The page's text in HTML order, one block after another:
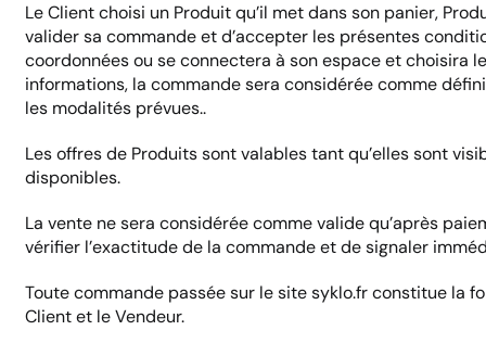
Le Client choisi un Produit qu’il met dans son panier,
valider sa commande et d’accepter les présentes
coordonnées ou se connectera à son espace et choisira
informations, la commande sera considérée comme
les modalités prévues..
Les offres de Produits sont valables tant qu’elles sont
disponibles.
La vente ne sera considérée comme valide qu’après
vérifier l’exactitude de la commande et de signaler
Toute commande passée sur le site syklo.fr constitue la
Client et le Vendeur.